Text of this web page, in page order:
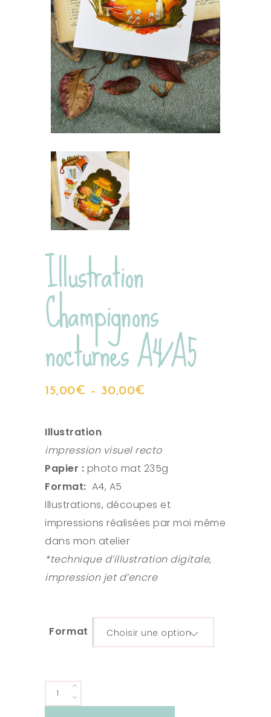
Illustration
Champignons
nocturnes A4/A5
15,00€ – 30,00€
Illustration
impression visuel recto
Papier : photo mat 235g
Format: A4, A5
Illustrations, découpes et
impressions réalisées par moi même
dans mon atelier
*technique d’illustration digitale,
impression jet d’encre
Format Choisir une option
Illustration
Champignons